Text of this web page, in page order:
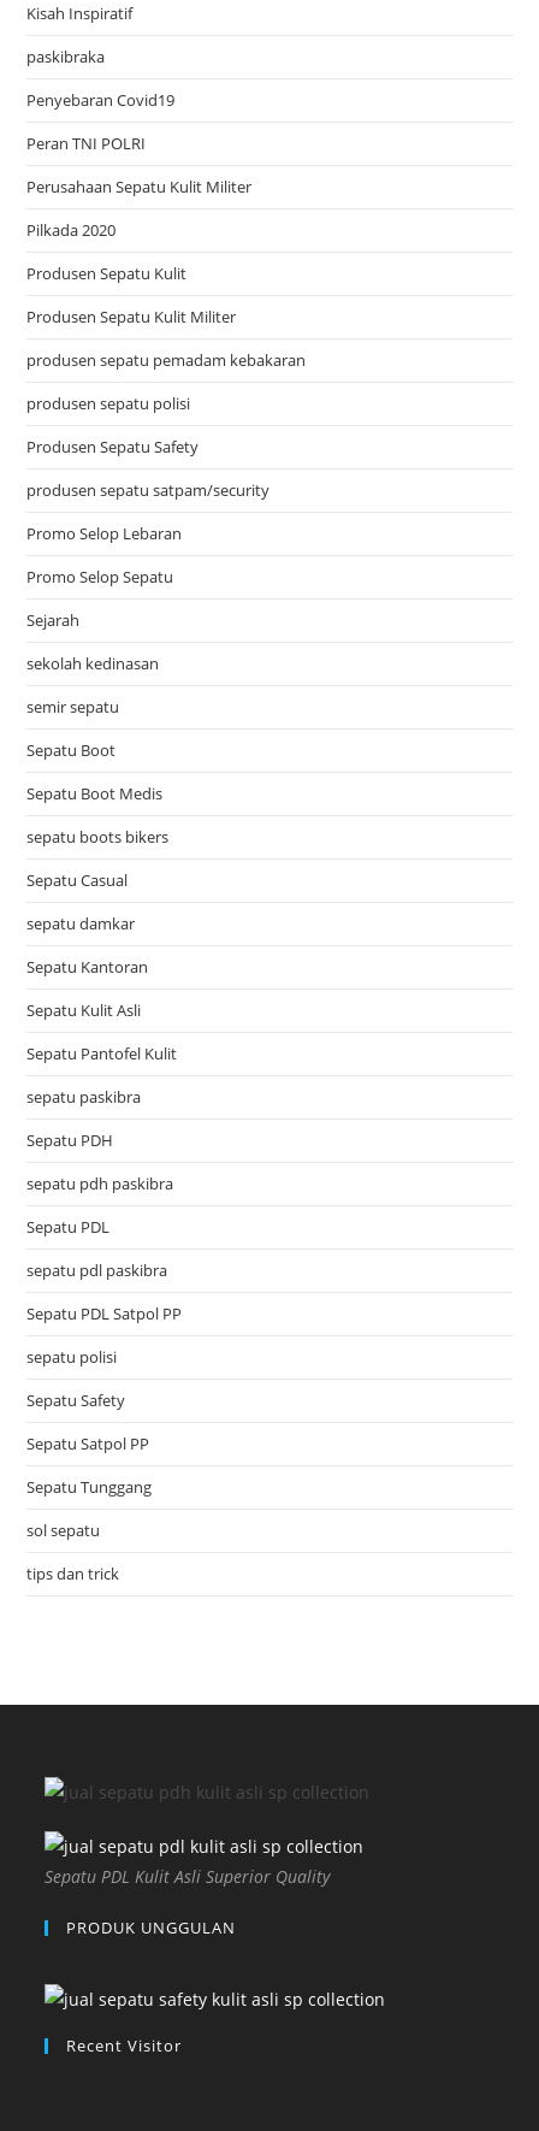
Kisah Inspiratif
paskibraka
Penyebaran Covid19
Peran TNI POLRI
Perusahaan Sepatu Kulit Militer
Pilkada 2020
Produsen Sepatu Kulit
Produsen Sepatu Kulit Militer
produsen sepatu pemadam kebakaran
produsen sepatu polisi
Produsen Sepatu Safety
produsen sepatu satpam/security
Promo Selop Lebaran
Promo Selop Sepatu
Sejarah
sekolah kedinasan
semir sepatu
Sepatu Boot
Sepatu Boot Medis
sepatu boots bikers
Sepatu Casual
sepatu damkar
Sepatu Kantoran
Sepatu Kulit Asli
Sepatu Pantofel Kulit
sepatu paskibra
Sepatu PDH
sepatu pdh paskibra
Sepatu PDL
sepatu pdl paskibra
Sepatu PDL Satpol PP
sepatu polisi
Sepatu Safety
Sepatu Satpol PP
Sepatu Tunggang
sol sepatu
tips dan trick
Sepatu PDL Kulit Asli Superior Quality
PRODUK UNGGULAN
Recent Visitor